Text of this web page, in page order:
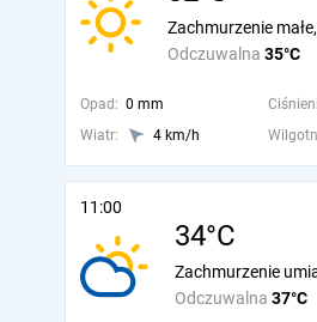
Odczuwalna 35°C
Zachmurzenie
Opad: 0 mm
Wiatr:
4 km/h
11:00
34°C
Odczuwalna 37°C
Zachmurzenie